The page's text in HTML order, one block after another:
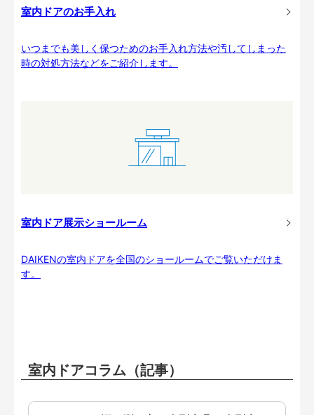
室内ドアのお手入れ
いつまでも美しく保つためのお手入れ方法や汚してしまった
時の対処方法などをご紹介します。
室内ドア展示ショールーム
DAIKENの室内ドアを全国のショールームでご覧いただけま
す。
室内ドアコラム（記事）